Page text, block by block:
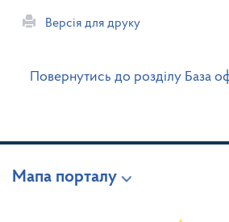
Версія для друку
Повернутись до розділу База
Мапа порталу